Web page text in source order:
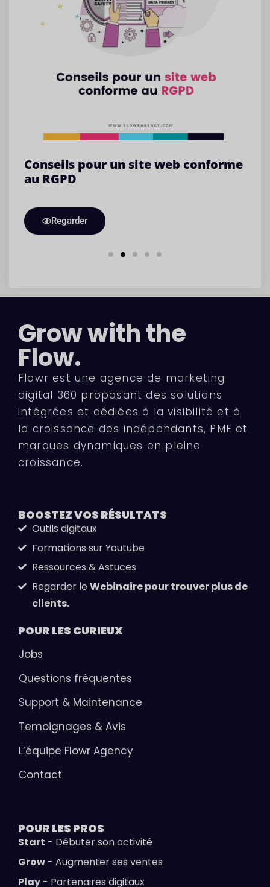
Conseils pour un site web conforme
au RGPD
Regarder
Grow with the
Flow.
Flowr est une agence de marketing
digital 360 proposant des solutions
intégrées et dédiées à la visibilité et à
la croissance des indépendants, PME et
marques dynamiques en pleine
croissance.
POUR LES CURIEUX
Jobs
Questions fréquentes
Support & Maintenance
Temoignages & Avis
L’équipe Flowr Agency
Contact
POUR LES PROS
Start - Débuter son activité
Grow - Augmenter ses ventes
Play - Partenaires digitaux
BOOSTEZ VOS RÉSULTATS
Outils digitaux
Formations sur Youtube
Ressources & Astuces
Regarder leWebinaire pour trouver plus de
clients.